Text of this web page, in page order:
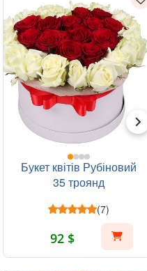
Букет квітів Рубіновий
35 троянд
(7)
92 $